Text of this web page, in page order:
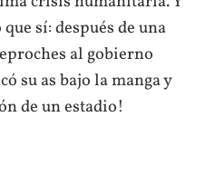
sí: después de una
al gobierno
su as bajo la manga y
de un estadio!